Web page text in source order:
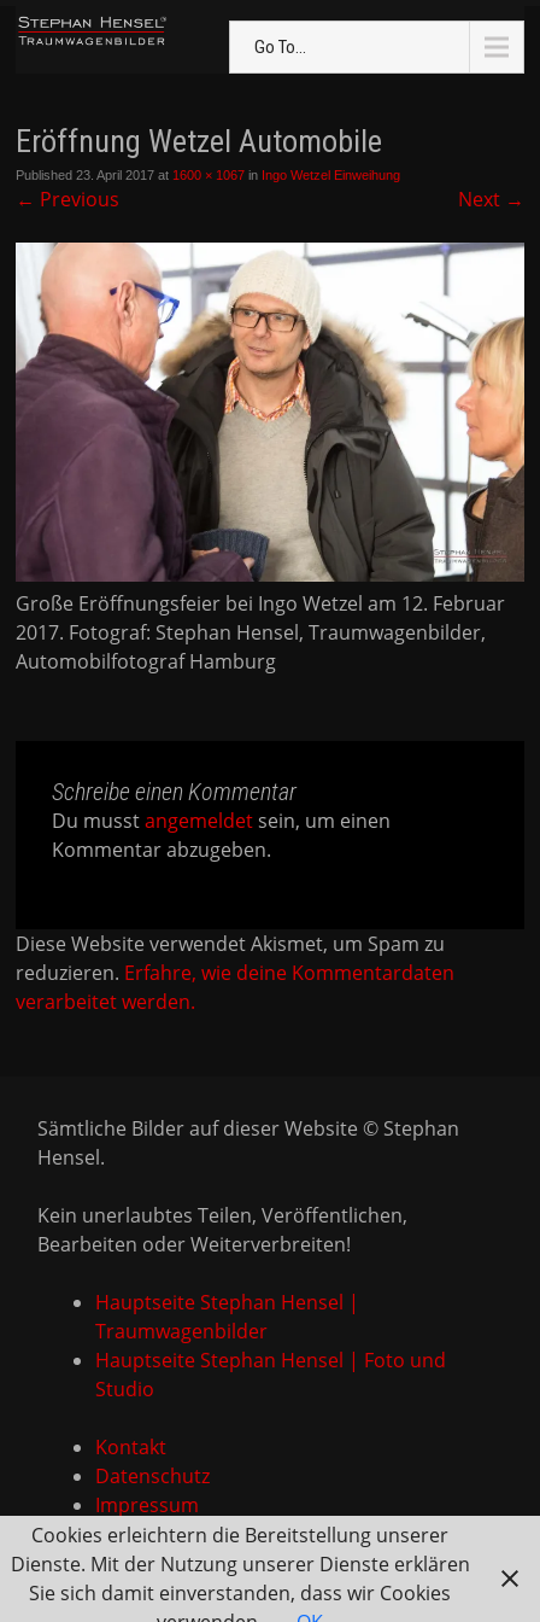
Go To...
Eröffnung Wetzel Automobile
Published23. April 2017 at 1600 × 1067 in Ingo Wetzel Einweihung
← Previous Next →
Große Eröffnungsfeier bei Ingo Wetzel am 12. Februar
2017. Fotograf: Stephan Hensel, Traumwagenbilder,
Automobilfotograf Hamburg
Schreibe einen Kommentar
Du musstangemeldet sein, um einen
Kommentar abzugeben.
Diese Website verwendet Akismet, um Spam zu
reduzieren. Erfahre, wie deine Kommentardaten
verarbeitet werden.
Sämtliche Bilder auf dieser Website © Stephan
Hensel.
Kein unerlaubtes Teilen, Veröffentlichen,
Bearbeiten oder Weiterverbreiten!
Hauptseite Stephan Hensel |
Traumwagenbilder
Hauptseite Stephan Hensel | Foto und
Studio
Kontakt
Datenschutz
Impressum
Cookies erleichtern die Bereitstellung unserer
Dienste. Mit der Nutzung unserer Dienste erklären
Sie sich damit einverstanden, dass wir Cookies